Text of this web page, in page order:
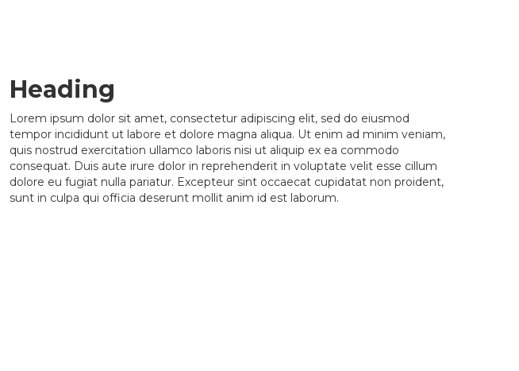
Heading
Lorem ipsum dolor sit amet, consectetur adipiscing elit, sed do eiusmod
tempor incididunt ut labore et dolore magna aliqua. Ut enim ad minim veniam,
quis nostrud exercitation ullamco laboris nisi ut aliquip ex ea commodo
consequat. Duis aute irure dolor in reprehenderit in voluptate velit esse cillum
dolore eu fugiat nulla pariatur. Excepteur sint occaecat cupidatat non proident,
sunt in culpa qui officia deserunt mollit anim id est laborum.